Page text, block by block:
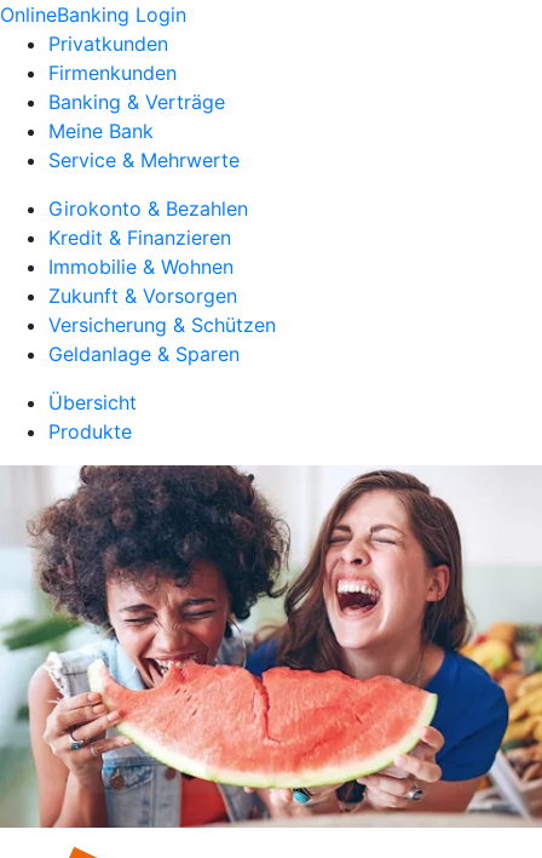
OnlineBanking Login
Privatkunden
Firmenkunden
Banking & Verträge
Meine Bank
Service & Mehrwerte
Girokonto & Bezahlen
Kredit & Finanzieren
Immobilie & Wohnen
Zukunft & Vorsorgen
Versicherung & Schützen
Geldanlage & Sparen
Übersicht
Produkte